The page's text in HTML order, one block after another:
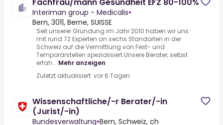
Fachfrau/mann Gesundheit EFZ 80-100%
Interiman group - Medicalis•
Bern, 3011, Berne, SUISSE
Seit unserer Gründung im Jahr 2010 haben wir uns
mit rund 72 Experten an sechs Standorten in der
Schweiz auf die Vermittlung von Fest- und
Temporärstellen spezialisiert.Unsere Berater, selbst
erfah... Mehr anzeigen
Zuletzt aktualisiert: vor 6 Tagen
Wissenschaftliche/-r Berater/-in
(Jurist/-in)
Bundesverwaltung•Bern, Schweiz, ch